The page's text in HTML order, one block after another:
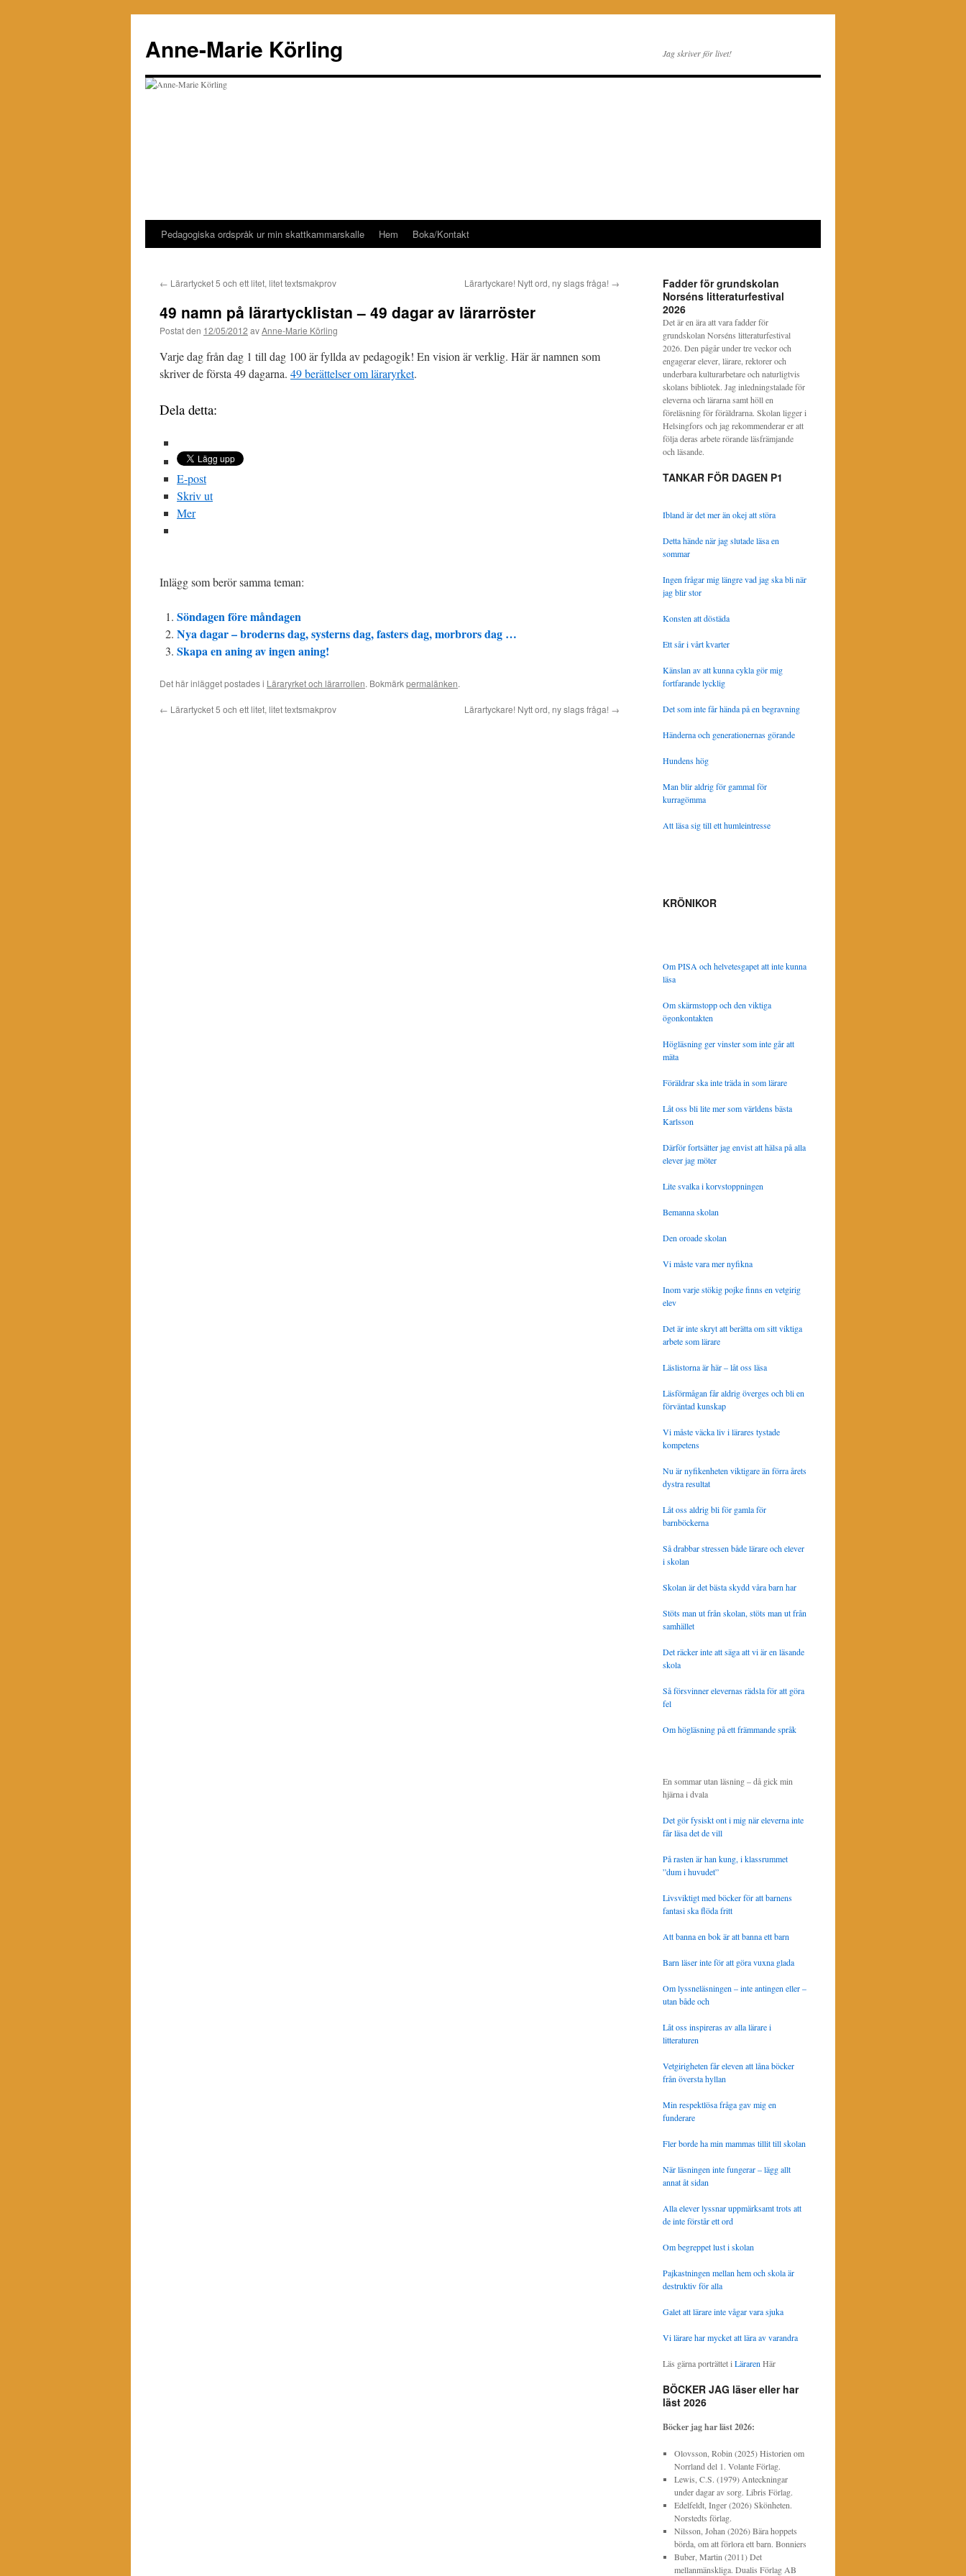
innehåll
Anne-Marie Körling Jag skriver för livet!
Pedagogiska ordspråk ur min skattkammarskalle Hem Boka/Kontakt
← Lärartycket 5 och ett litet, litet textsmakprov Lärartyckare! Nytt ord, ny slags fråga! →
49 namn på lärartycklistan – 49 dagar av lärarröster
Postat den 12/05/2012 avAnne-Marie Körling
Varje dag från dag 1 till dag 100 är fyllda av pedagogik! En vision är verklig. Här är namnen som
skriver de första 49 dagarna. 49 berättelser om läraryrket.
Dela detta:
E-post
Skriv ut
Mer
Inlägg som berör samma teman:
Söndagen före måndagen
Nya dagar – broderns dag, systerns dag, fasters dag, morbrors dag …
Skapa en aning av ingen aning!
Det här inlägget postades i Läraryrket och lärarrollen. Bokmärkpermalänken.
← Lärartycket 5 och ett litet, litet textsmakprov Lärartyckare! Nytt ord, ny slags fråga! →
Fadder för grundskolan
Norséns litteraturfestival
2026
Det är en ära att vara fadder för
grundskolan Norséns litteraturfestival
2026. Den pågår under tre veckor och
engagerar elever, lärare, rektorer och
underbara kulturarbetare och naturligtvis
skolans bibliotek. Jag inledningstalade för
eleverna och lärarna samt höll en
föreläsning för föräldrarna. Skolan ligger i
Helsingfors och jag rekommenderar er att
följa deras arbete rörande läsfrämjande
och läsande.
TANKAR FÖR DAGEN P1
Ibland är det mer än okej att störa
Detta hände när jag slutade läsa en
sommar
Ingen frågar mig längre vad jag ska bli när
jag blir stor
Konsten att döstäda
Ett sår i vårt kvarter
Känslan av att kunna cykla gör mig
fortfarande lycklig
Det som inte får hända på en begravning
Händerna och generationernas görande
Hundens hög
Man blir aldrig för gammal för
kurragömma
Att läsa sig till ett humleintresse
KRÖNIKOR
Om PISA och helvetesgapet att inte kunna
läsa
Om skärmstopp och den viktiga
ögonkontakten
Högläsning ger vinster som inte går att
mäta
Föräldrar ska inte träda in som lärare
Låt oss bli lite mer som världens bästa
Karlsson
Därför fortsätter jag envist att hälsa på alla
elever jag möter
Lite svalka i korvstoppningen
Bemanna skolan
Den oroade skolan
Vi måste vara mer nyfikna
Inom varje stökig pojke finns en vetgirig
elev
Det är inte skryt att berätta om sitt viktiga
arbete som lärare
Läslistorna är här – låt oss läsa
Läsförmågan får aldrig överges och bli en
förväntad kunskap
Vi måste väcka liv i lärares tystade
kompetens
Nu är nyfikenheten viktigare än förra årets
dystra resultat
Låt oss aldrig bli för gamla för
barnböckerna
Så drabbar stressen både lärare och elever
i skolan
Skolan är det bästa skydd våra barn har
Stöts man ut från skolan, stöts man ut från
samhället
Det räcker inte att säga att vi är en läsande
skola
Så försvinner elevernas rädsla för att göra
fel
Om högläsning på ett främmande språk
En sommar utan läsning – då gick min
hjärna i dvala
Det gör fysiskt ont i mig när eleverna inte
får läsa det de vill
På rasten är han kung, i klassrummet
”dum i huvudet”
Livsviktigt med böcker för att barnens
fantasi ska flöda fritt
Att banna en bok är att banna ett barn
Barn läser inte för att göra vuxna glada
Om lyssneläsningen – inte antingen eller –
utan både och
Låt oss inspireras av alla lärare i
litteraturen
Vetgirigheten får eleven att låna böcker
från översta hyllan
Min respektlösa fråga gav mig en
funderare
Fler borde ha min mammas tillit till skolan
När läsningen inte fungerar – lägg allt
annat åt sidan
Alla elever lyssnar uppmärksamt trots att
de inte förstår ett ord
Om begreppet lust i skolan
Pajkastningen mellan hem och skola är
destruktiv för alla
Galet att lärare inte vågar vara sjuka
Vi lärare har mycket att lära av varandra
Läs gärna porträttet i Läraren Här
BÖCKER JAG läser eller har
läst 2026
Böcker jag har läst2026:
Olovsson, Robin (2025) Historien om
Norrland del 1. Volante Förlag.
Lewis, C.S. (1979) Anteckningar
under dagar av sorg. Libris Förlag.
Edelfeldt, Inger (2026) Skönheten.
Norstedts förlag.
Nilsson, Johan (2026) Bära hoppets
börda, om att förlora ett barn. Bonniers
Buber, Martin (2011) Det
mellanmänskliga. Dualis Förlag AB